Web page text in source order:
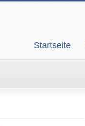
Startseite